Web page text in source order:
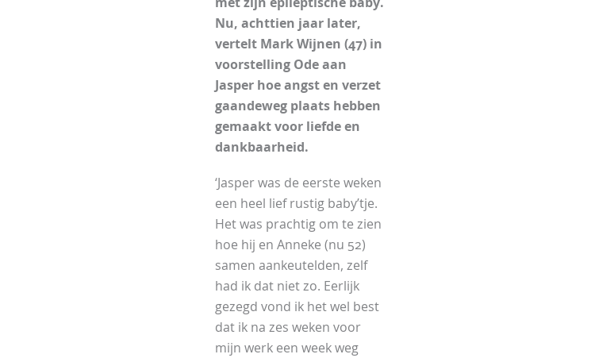
Nu, achttien jaar later,
vertelt Mark Wijnen (47) in
voorstelling Ode aan
Jasper hoe angst en verzet
gaandeweg plaats hebben
gemaakt voor liefde en
dankbaarheid.
‘Jasper was de eerste weken
een heel lief rustig baby’tje.
Het was prachtig om te zien
hoe hij en Anneke (nu 52)
samen aankeutelden, zelf
had ik dat niet zo. Eerlijk
gezegd vond ik het wel best
dat ik na zes weken voor
mijn werk een week weg